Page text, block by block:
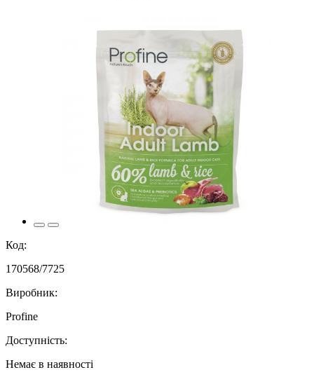
Код:
170568/7725
Виробник:
Profine
Доступність:
Немає в наявності